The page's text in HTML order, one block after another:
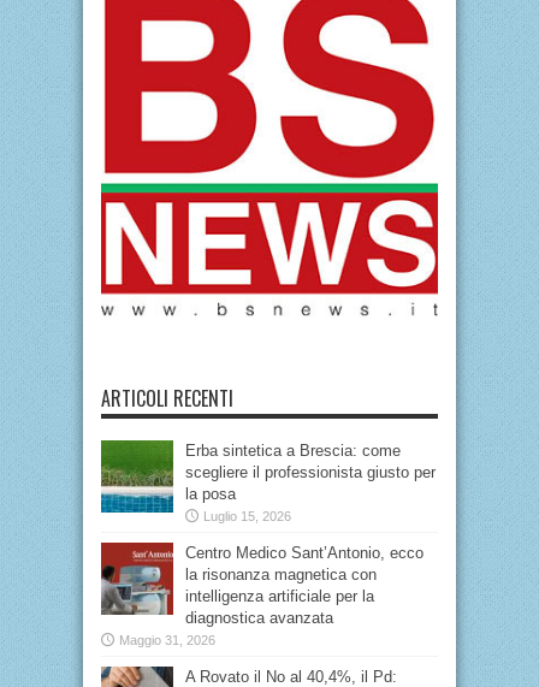
ARTICOLI RECENTI
Erba sintetica a Brescia: come
scegliere il professionista giusto per
la posa
Luglio 15, 2026
Centro Medico Sant’Antonio, ecco
la risonanza magnetica con
intelligenza artificiale per la
diagnostica avanzata
Maggio 31, 2026
A Rovato il No al 40,4%, il Pd: